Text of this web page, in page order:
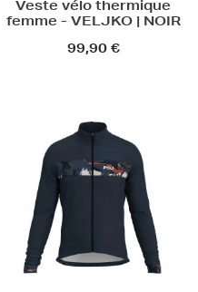
Veste vélo thermique
femme - VELJKO | NOIR
99,90 €